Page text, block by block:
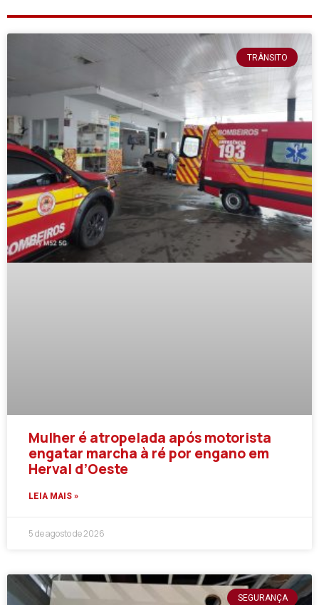
TRÂNSITO
Mulher é atropelada após motorista
engatar marcha à ré por engano em
Herval d’Oeste
LEIA MAIS »
5 de agosto de 2026
SEGURANÇA